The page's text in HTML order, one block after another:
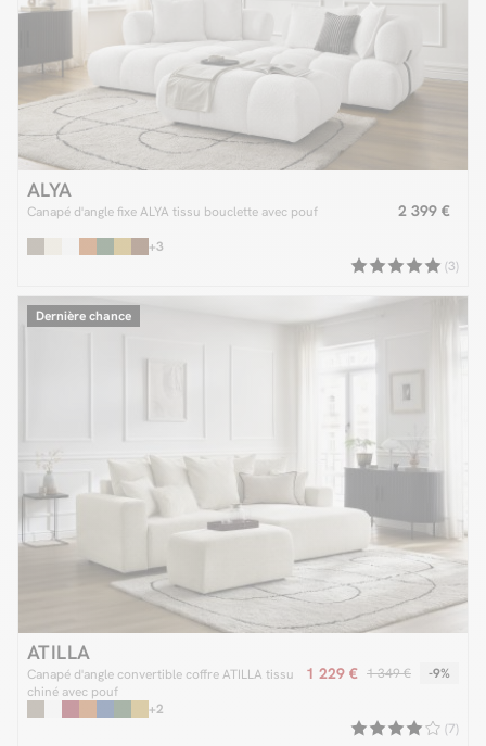
ALYA
Canapé d'angle fixe ALYA tissu bouclette avec pouf 2 399 €
+3
(3)
Dernière chance
ATILLA
Canapé d'angle convertible coffre ATILLA tissu
chiné avec pouf
1 229 € 1 349 € -9%
+2
(7)